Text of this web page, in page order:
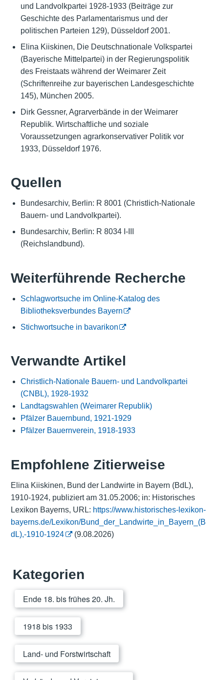
und Landvolkpartei 1928-1933 (Beiträge zur
Geschichte des Parlamentarismus und der
politischen Parteien 129), Düsseldorf 2001.
Elina Kiiskinen, Die Deutschnationale Volkspartei
(Bayerische Mittelpartei) in der Regierungspolitik
des Freistaats während der Weimarer Zeit
(Schriftenreihe zur bayerischen Landesgeschichte
145), München 2005.
Dirk Gessner, Agrarverbände in der Weimarer
Republik. Wirtschaftliche und soziale
Voraussetzungen agrarkonservativer Politik vor
1933, Düsseldorf 1976.
Quellen
Bundesarchiv, Berlin: R 8001 (Christlich-Nationale
Bauern- und Landvolkpartei).
Bundesarchiv, Berlin: R 8034 I-III
(Reichslandbund).
Weiterführende Recherche
Schlagwortsuche im Online-Katalog des
Bibliotheksverbundes Bayern
Stichwortsuche in bavarikon
Verwandte Artikel
Christlich-Nationale Bauern- und Landvolkpartei
(CNBL), 1928-1932
Landtagswahlen (Weimarer Republik)
Pfälzer Bauernbund, 1921-1929
Pfälzer Bauernverein, 1918-1933
Empfohlene Zitierweise
Elina Kiiskinen, Bund der Landwirte in Bayern (BdL),
1910-1924, publiziert am 31.05.2006; in: Historisches
Lexikon Bayerns, URL: https://www.historisches-lexikon-
bayerns.de/Lexikon/Bund_der_Landwirte_in_Bayern_(B
dL),-1910-1924
(9.08.2026)
Kategorien
Ende 18. bis frühes 20. Jh.
1918 bis 1933
Land- und Forstwirtschaft